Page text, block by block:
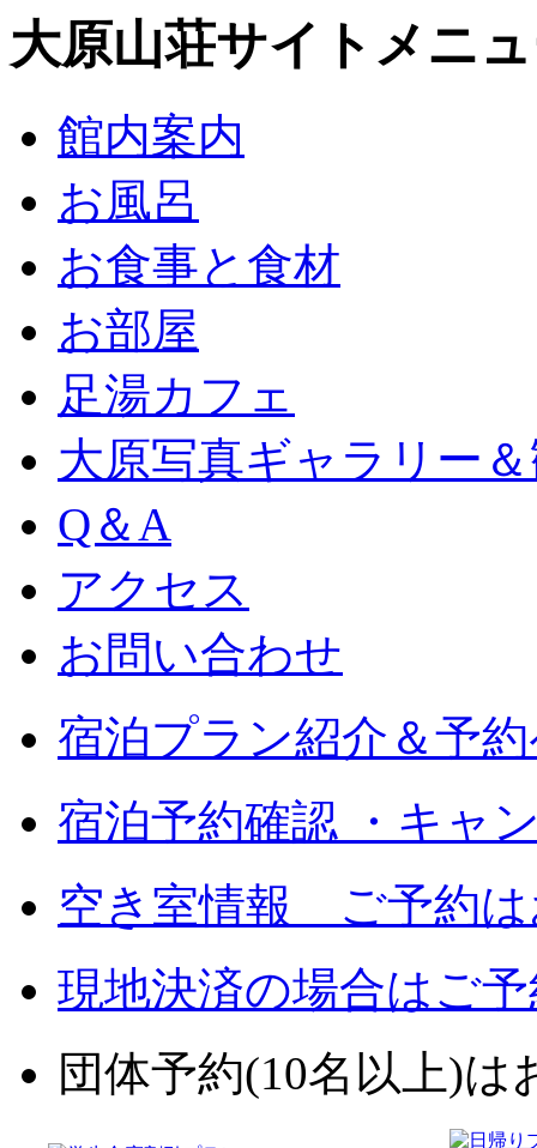
大原山荘サイトメニ
館内案内
お風呂
お食事と食材
お部屋
足湯カフェ
大原写真ギャラリー
Q＆A
アクセス
お問い合わせ
宿泊プラン紹介＆予
宿泊予約確認 ・キャ
空き室情報 ご予約は
現地決済の場合はご
団体予約(10名以上)は